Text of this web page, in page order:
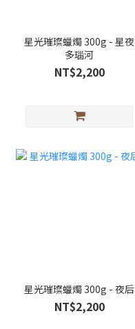
星光璀璨蠟燭 300g - 星夜
多瑙河
NT$2,200
星光璀璨蠟燭 300g - 夜后
NT$2,200